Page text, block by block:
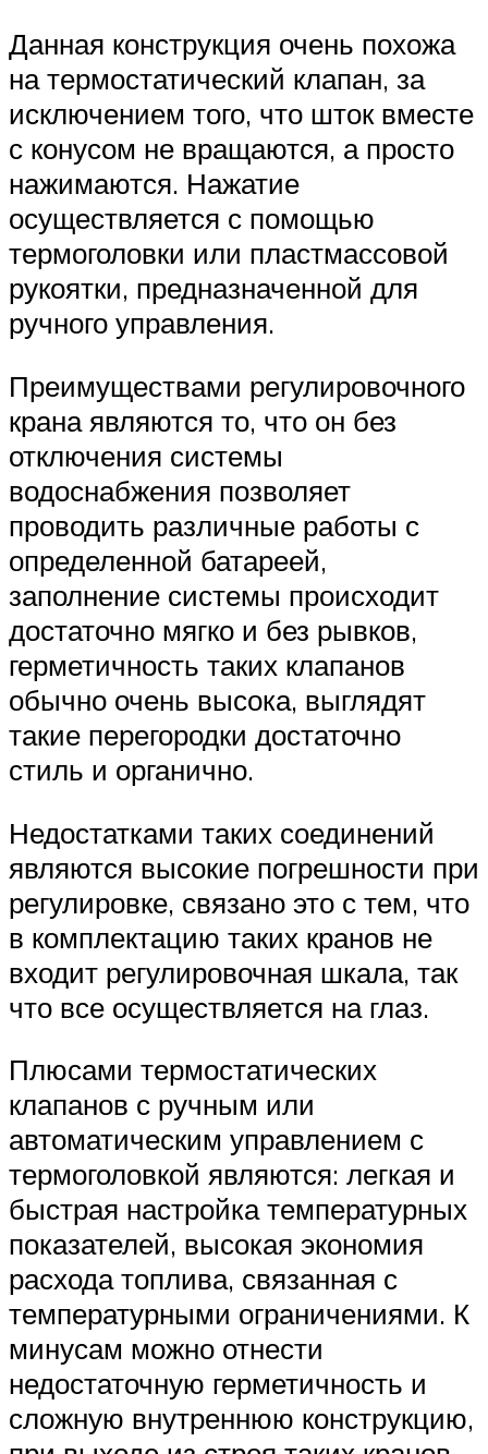
Данная конструкция очень похожа
на термостатический клапан, за
исключением того, что шток вместе
с конусом не вращаются, а просто
нажимаются. Нажатие
осуществляется с помощью
термоголовки или пластмассовой
рукоятки, предназначенной для
ручного управления.
Преимуществами регулировочного
крана являются то, что он без
отключения системы
водоснабжения позволяет
проводить различные работы с
определенной батареей,
заполнение системы происходит
достаточно мягко и без рывков,
герметичность таких клапанов
обычно очень высока, выглядят
такие перегородки достаточно
стиль и органично.
Недостатками таких соединений
являются высокие погрешности при
регулировке, связано это с тем, что
в комплектацию таких кранов не
входит регулировочная шкала, так
что все осуществляется на глаз.
Плюсами термостатических
клапанов с ручным или
автоматическим управлением с
термоголовкой являются: легкая и
быстрая настройка температурных
показателей, высокая экономия
расхода топлива, связанная с
температурными ограничениями. К
минусам можно отнести
недостаточную герметичность и
сложную внутреннюю конструкцию,